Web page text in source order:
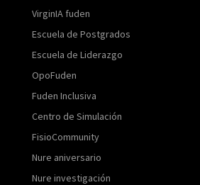
VirginIA fuden
Escuela de Postgrados
Escuela de Liderazgo
OpoFuden
Fuden Inclusiva
Centro de Simulación
FisioCommunity
Nure aniversario
Nure investigación